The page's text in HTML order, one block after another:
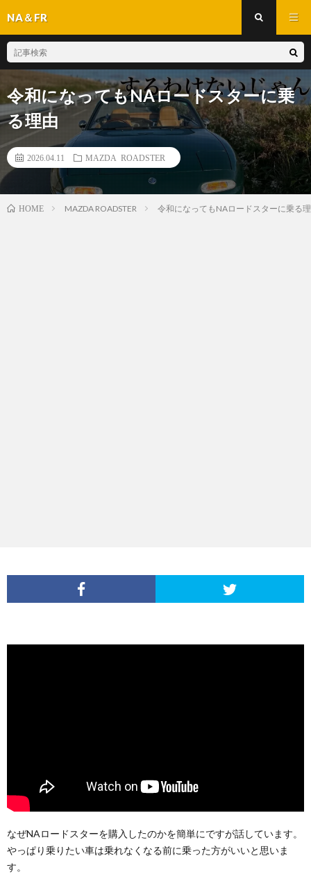
NA＆FR
令和になってもNAロードスターに乗
る理由
2026.04.11 MAZDA ROADSTER
HOME MAZDA ROADSTER 令和になってもNAロードスターに乗る
なぜNAロードスターを購入したのかを簡単にですが話しています。
やっぱり乗りたい車は乗れなくなる前に乗った方がいいと思いま
す。